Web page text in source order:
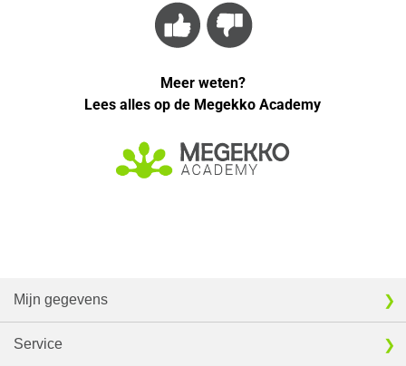
Meer weten?
Lees alles op de Megekko Academy
Mijn gegevens
Service